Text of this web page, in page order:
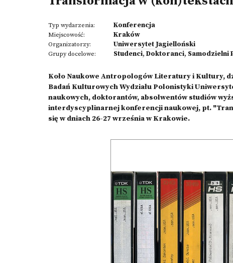
Typ wydarzenia: Konferencja
Miejscowość: Kraków
Organizatorzy: Uniwersytet Jagielloński
Grupy docelowe: Studenci, Doktoranci, Samodzielni
Koło Naukowe Antropologów Literatury i Kultury,
Badań Kulturowych Wydziału Polonistyki
naukowych, doktorantów, absolwentów studiów
interdyscyplinarnej konferencji naukowej, pt.
się w dniach 26-27 września w Krakowie.